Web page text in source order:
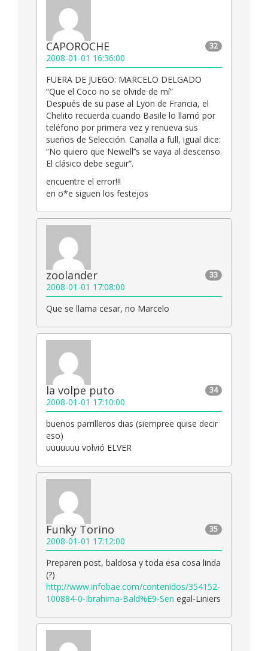
32
CAPOROCHE
2008-01-01 16:36:00
FUERA DE JUEGO: MARCELO DELGADO
“Que el Coco no se olvide de mí”
Después de su pase al Lyon de Francia, el
Chelito recuerda cuando Basile lo llamó por
teléfono por primera vez y renueva sus
sueños de Selección. Canalla a full, igual dice:
“No quiero que Newell’’s se vaya al descenso.
El clásico debe seguir”.
encuentre el error!!!
en o*e siguen los festejos
33
zoolander
2008-01-01 17:08:00
Que se llama cesar, no Marcelo
34
la volpe puto
2008-01-01 17:10:00
buenos parrilleros dias (siempree quise decir
eso)
uuuuuuu volvió ELVER
35
Funky Torino
2008-01-01 17:12:00
Preparen post, baldosa y toda esa cosa linda
(?)
http://www.infobae.com/contenidos/354152-
100884-0-Ibrahima-Bald%E9-Sen egal-Liniers